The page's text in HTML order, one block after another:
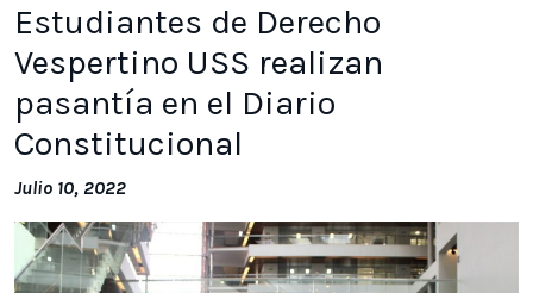
Estudiantes de Derecho
Vespertino USS realizan
pasantía en el Diario
Constitucional
Julio 10, 2022